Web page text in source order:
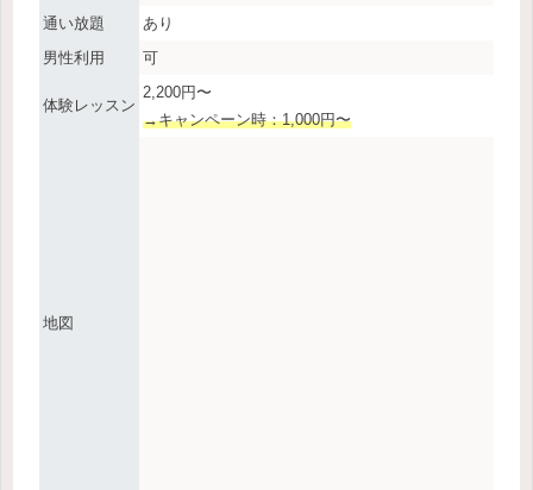
通い放題
あり
男性利用
可
体験レッスン
2,200円〜
→キャンペーン時：1,000円〜
地図